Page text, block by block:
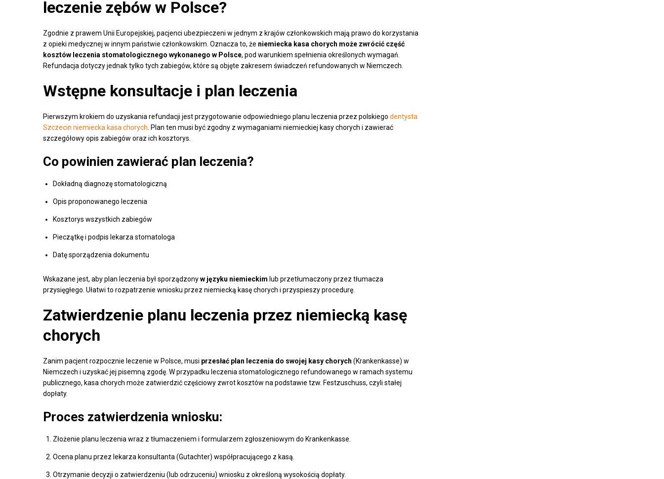
leczenie zębów w Polsce?
Zgodnie z prawem Unii Europejskiej, pacjenci ubezpieczeni w jednym z krajów członkowskich mają prawo do korzystania
z opieki medycznej w innym państwie członkowskim. Oznacza to, że niemiecka kasa chorych może zwrócić część
kosztów leczenia stomatologicznego wykonanego w Polsce, pod warunkiem spełnienia określonych wymagań.
Refundacja dotyczy jednak tylko tych zabiegów, które są objęte zakresem świadczeń refundowanych w Niemczech.
Wstępne konsultacje i plan leczenia
Pierwszym krokiem do uzyskania refundacji jest przygotowanie odpowiedniego planu leczenia przez polskiego dentysta
Szczecin niemiecka kasa chorych . Plan ten musi być zgodny z wymaganiami niemieckiej kasy chorych i zawierać
szczegółowy opis zabiegów oraz ich kosztorys.
Co powinien zawierać plan leczenia?
Dokładną diagnozę stomatologiczną
Opis proponowanego leczenia
Kosztorys wszystkich zabiegów
Pieczątkę i podpis lekarza stomatologa
Datę sporządzenia dokumentu
Wskazane jest, aby plan leczenia był sporządzonyw języku niemieckim lub przetłumaczony przez tłumacza
przysięgłego. Ułatwi to rozpatrzenie wniosku przez niemiecką kasę chorych i przyspieszy procedurę.
Zatwierdzenie planu leczenia przez niemiecką kasę
chorych
Zanim pacjent rozpocznie leczenie w Polsce, musi przesłać plan leczenia do swojej kasy chorych (Krankenkasse) w
Niemczech i uzyskać jej pisemną zgodę. W przypadku leczenia stomatologicznego refundowanego w ramach systemu
publicznego, kasa chorych może zatwierdzić częściowy zwrot kosztów na podstawie tzw. Festzuschuss, czyli stałej
dopłaty.
Proces zatwierdzenia wniosku:
Złożenie planu leczenia wraz z tłumaczeniem i formularzem zgłoszeniowym do Krankenkasse.
Ocena planu przez lekarza konsultanta (Gutachter) współpracującego z kasą.
Otrzymanie decyzji o zatwierdzeniu (lub odrzuceniu) wniosku z określoną wysokością dopłaty.